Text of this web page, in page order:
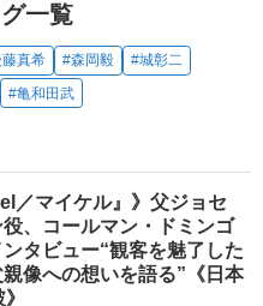
一覧
真希 #森岡毅
#城彰二
#亀和田武
／マイケル』》父ジョセ
、コールマン・ドミンゴ
タビュー“観客を魅了した
像への想いを語る”《日本